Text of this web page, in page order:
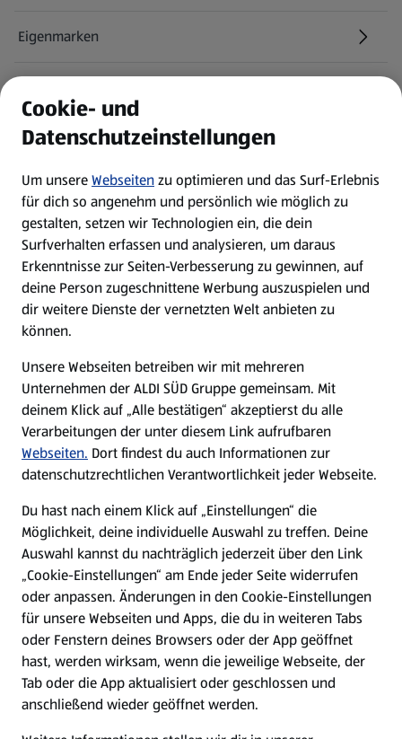
Eigenmarken
Newsletter
WhatsApp
Über ALDI SÜD
Filialen
Nachhaltigkeit
Karriere
Presse
Hilfe & Kontakt
(öffnet in einem neuen Tab)
Unternehmen
Folge uns hier:
Cookie- und
Datenschutzeinstellungen
Um unsereWebseitenzu optimieren und das Surf-Erlebnis
für dich so angenehm und persönlich wie möglich zu
gestalten, setzen wir Technologien ein, die dein
Surfverhalten erfassen und analysieren, um daraus
Erkenntnisse zur Seiten-Verbesserung zu gewinnen, auf
deine Person zugeschnittene Werbung auszuspielen und
dir weitere Dienste der vernetzten Welt anbieten zu
können.
Unsere Webseiten betreiben wir mit mehreren
Unternehmen der ALDI SÜD Gruppe gemeinsam. Mit
deinem Klick auf „Alle bestätigen“ akzeptierst du alle
Verarbeitungen der unter diesem Link aufrufbaren
Webseiten. Dort findest du auch Informationen zur
datenschutzrechtlichen Verantwortlichkeit jeder Webseite.
Du hast nach einem Klick auf „Einstellungen“ die
Möglichkeit, deine individuelle Auswahl zu treffen. Deine
Auswahl kannst du nachträglich jederzeit über den Link
„Cookie-Einstellungen“ am Ende jeder Seite widerrufen
oder anpassen. Änderungen in den Cookie-Einstellungen
für unsere Webseiten und Apps, die du in weiteren Tabs
oder Fenstern deines Browsers oder der App geöffnet
hast, werden wirksam, wenn die jeweilige Webseite, der
Tab oder die App aktualisiert oder geschlossen und
anschließend wieder geöffnet werden.